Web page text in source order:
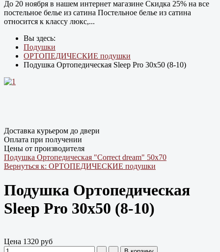
До 20 ноября в нашем интернет магазине Cкидка 25% на все
постельное белье из сатина Постельное белье из сатина
относится к классу люкс,...
Вы здесь:
Подушки
ОРТОПЕДИЧЕСКИЕ подушки
Подушка Ортопедическая Sleep Pro 30х50 (8-10)
Доставка курьером до двери
Оплата при получении
Цены от производителя
Подушка Ортопедическая "Correct dream" 50х70
Вернуться к: ОРТОПЕДИЧЕСКИЕ подушки
Подушка Ортопедическая
Sleep Pro 30х50 (8-10)
Цена 1320 руб